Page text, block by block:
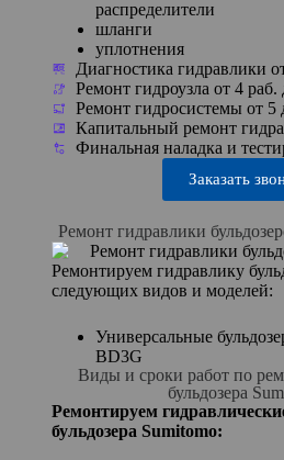
распределители
шланги
уплотнения
Диагностика гидравлики
Ремонт гидроузла от 4 раб.
Ремонт гидросистемы от 5
Капитальный ремонт
Финальная наладка и
Заказать
Ремонт гидравлики
Ремонтируем гидравлику
следующих видов и моделей:
Универсальные
BD3G
Виды и сроки работ по
бульдозера
Ремонтируем
бульдозера Sumitomo: